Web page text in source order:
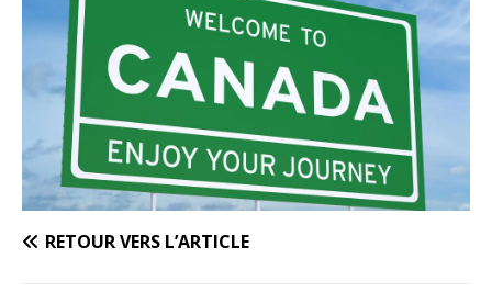
RETOUR VERS L’ARTICLE